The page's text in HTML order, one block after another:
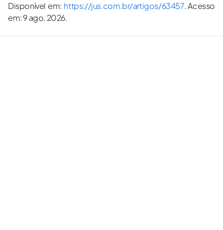
Disponível em: https://jus.com.br/artigos/63457. Acesso
em: 9 ago. 2026.